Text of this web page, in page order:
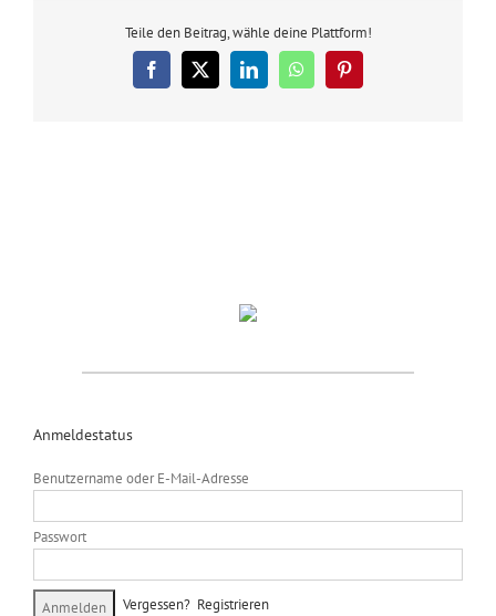
Teile den Beitrag, wähle deine Plattform!
Facebook
X LinkedInWhatsAppPinterest
Anmeldestatus
Benutzername oder E-Mail-Adresse
Passwort
Vergessen? Registrieren